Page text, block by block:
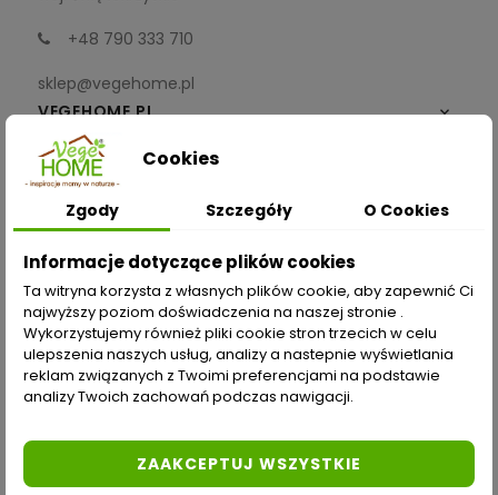
+48 790 333 710
sklep@vegehome.pl
VEGEHOME.PL

INFORMACJE
ZAKUPY
Moje konto
Opcje dostawy
Metody płatności
Cookies
Zgody Szczegóły O Cookies
Informacje dotyczące plików cookies
Ta witryna korzysta z własnych plików cookie, aby zapewnić Ci
najwyższy poziom doświadczenia na naszej stronie .
Wykorzystujemy również pliki cookie stron trzecich w celu
ulepszenia naszych usług, analizy a nastepnie wyświetlania
reklam związanych z Twoimi preferencjami na podstawie
analizy Twoich zachowań podczas nawigacji.
ZAAKCEPTUJ WSZYSTKIE
Odstąp od umowy tutaj